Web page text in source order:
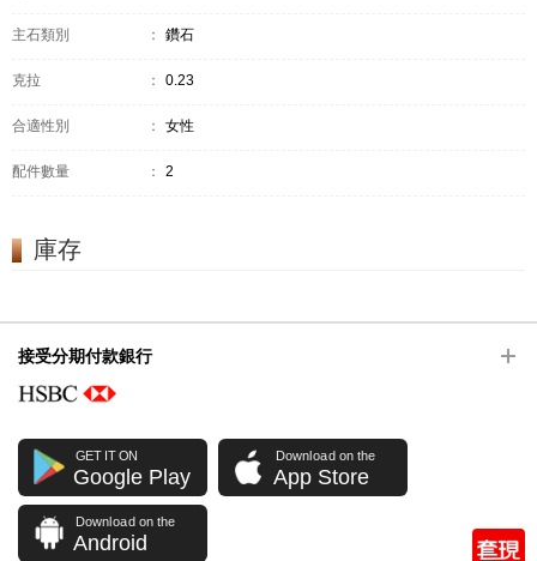
主石類別 ： 鑽石
克拉 ： 0.23
合適性別 ： 女性
配件數量 ： 2
庫存
接受分期付款銀行
GET IT ON
Google Play
Download on the
App Store
Download on the
Android